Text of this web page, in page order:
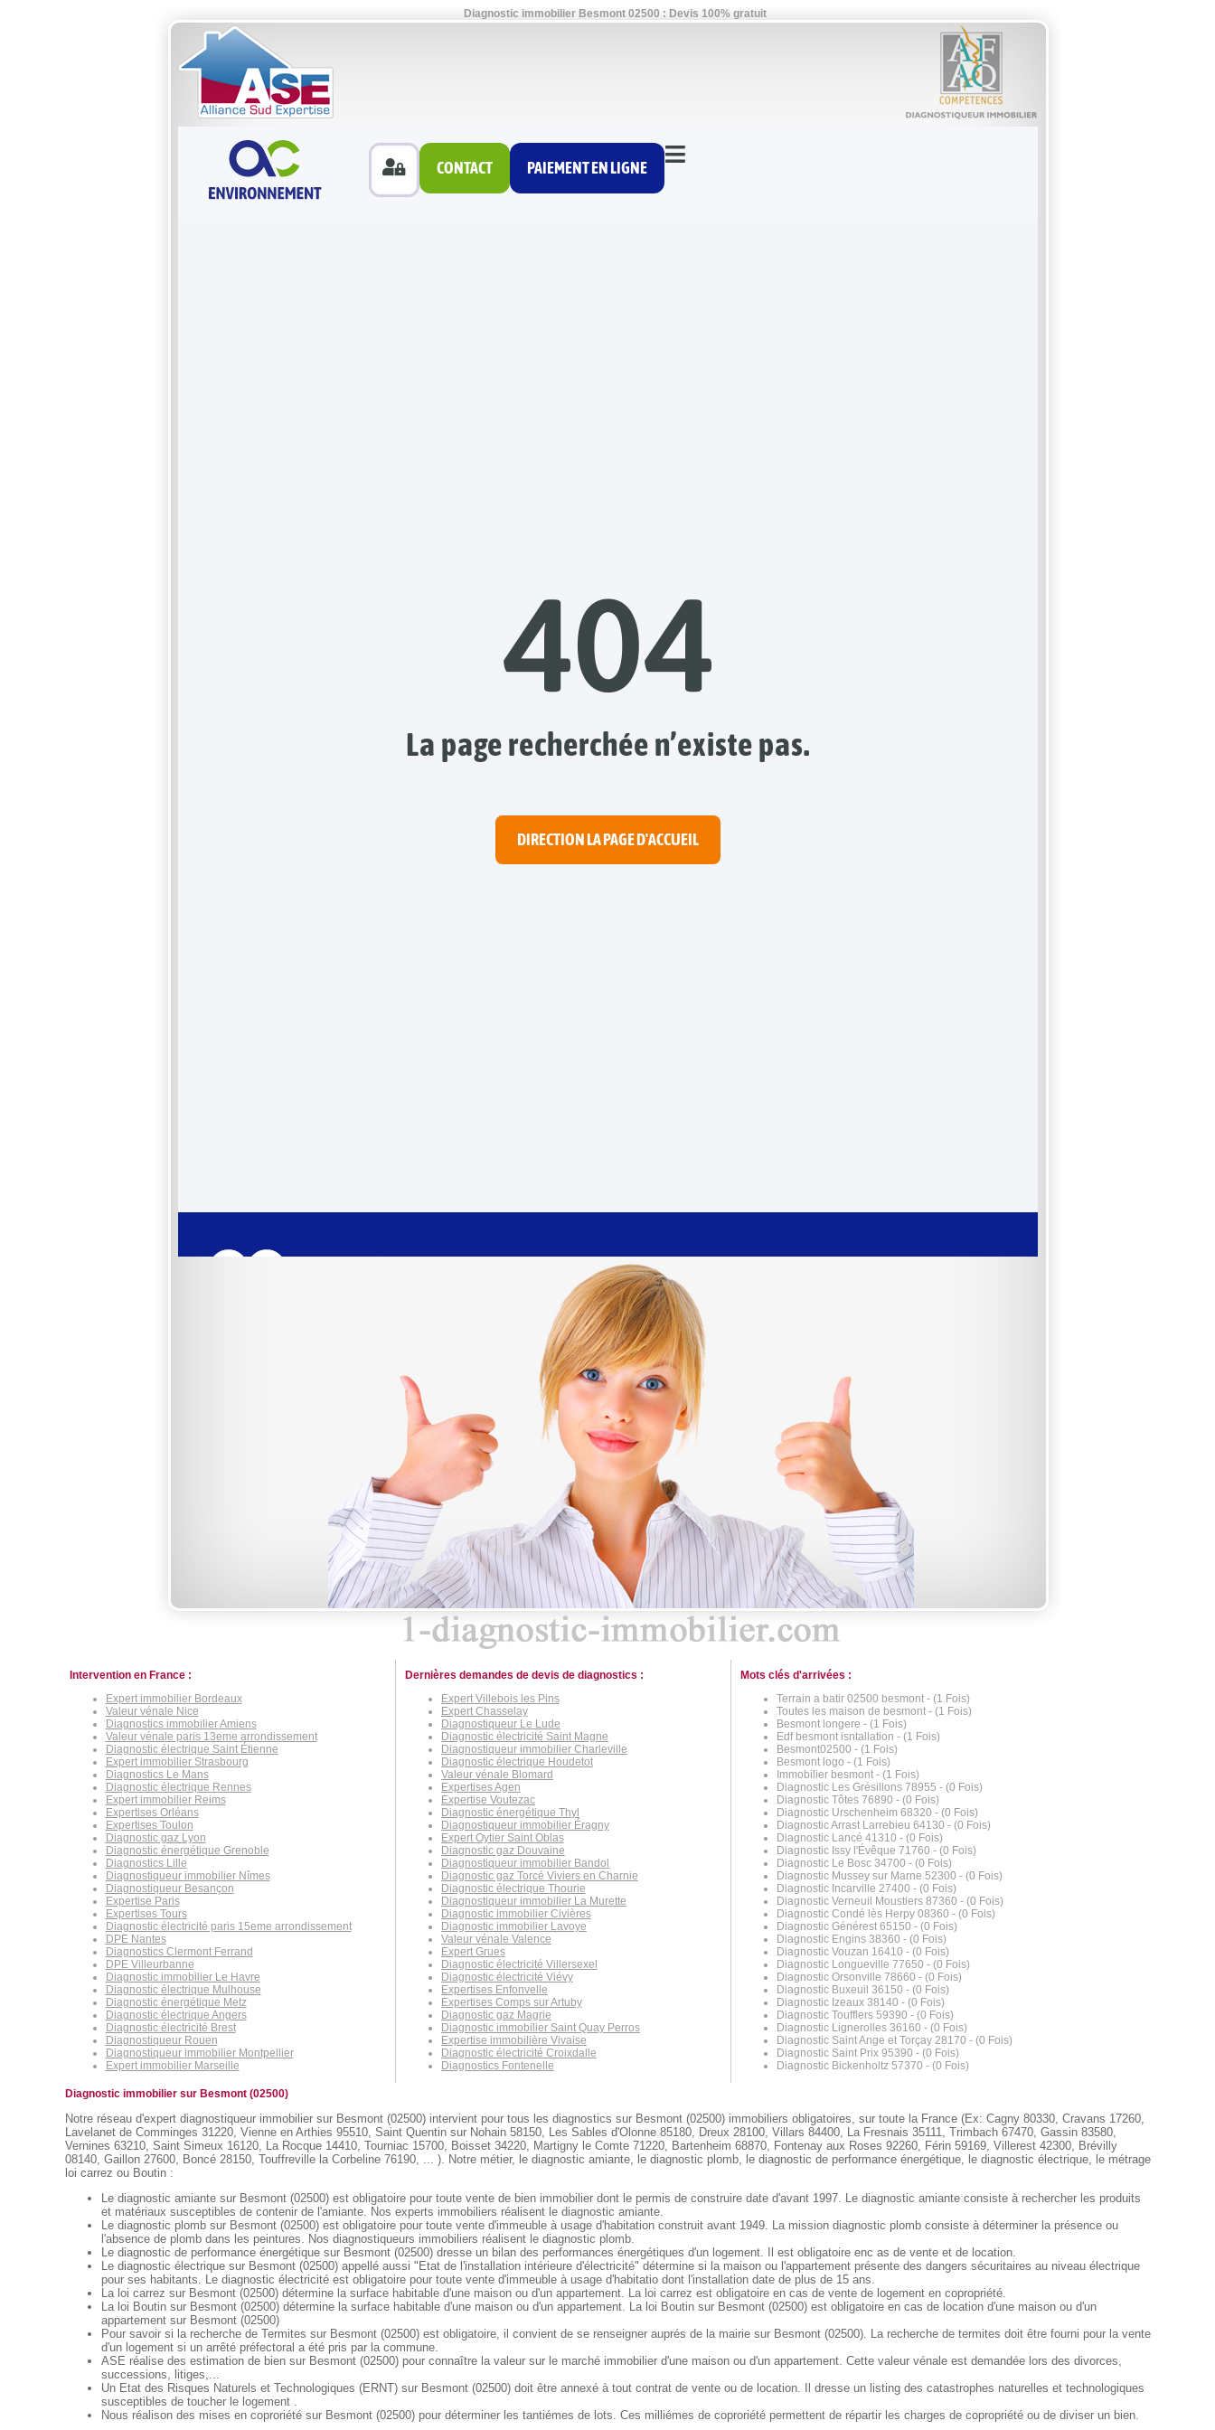
Diagnostic immobilier Besmont 02500 : Devis 100% gratuit
Intervention en France :
Expert immobilier Bordeaux
Valeur vénale Nice
Diagnostics immobilier Amiens
Valeur vénale paris 13eme arrondissement
Diagnostic électrique Saint Étienne
Expert immobilier Strasbourg
Diagnostics Le Mans
Diagnostic électrique Rennes
Expert immobilier Reims
Expertises Orléans
Expertises Toulon
Diagnostic gaz Lyon
Diagnostic énergétique Grenoble
Diagnostics Lille
Diagnostiqueur immobilier Nîmes
Diagnostiqueur Besançon
Expertise Paris
Expertises Tours
Diagnostic électricité paris 15eme arrondissement
DPE Nantes
Diagnostics Clermont Ferrand
DPE Villeurbanne
Diagnostic immobilier Le Havre
Diagnostic électrique Mulhouse
Diagnostic énergétique Metz
Diagnostic électrique Angers
Diagnostic électricité Brest
Diagnostiqueur Rouen
Diagnostiqueur immobilier Montpellier
Expert immobilier Marseille
Dernières demandes de devis de diagnostics :
Expert Villebois les Pins
Expert Chasselay
Diagnostiqueur Le Lude
Diagnostic électricité Saint Magne
Diagnostiqueur immobilier Charleville
Diagnostic électrique Houdetot
Valeur vénale Blomard
Expertises Agen
Expertise Voutezac
Diagnostic énergétique Thyl
Diagnostiqueur immobilier Éragny
Expert Oytier Saint Oblas
Diagnostic gaz Douvaine
Diagnostiqueur immobilier Bandol
Diagnostic gaz Torcé Viviers en Charnie
Diagnostic électrique Thourie
Diagnostiqueur immobilier La Murette
Diagnostic immobilier Civières
Diagnostic immobilier Lavoye
Valeur vénale Valence
Expert Grues
Diagnostic électricité Villersexel
Diagnostic électricité Viévy
Expertises Enfonvelle
Expertises Comps sur Artuby
Diagnostic gaz Magrie
Diagnostic immobilier Saint Quay Perros
Expertise immobilière Vivaise
Diagnostic électricité Croixdalle
Diagnostics Fontenelle
Mots clés d'arrivées :
Terrain a batir 02500 besmont - (1 Fois)
Toutes les maison de besmont - (1 Fois)
Besmont longere - (1 Fois)
Edf besmont isntallation - (1 Fois)
Besmont02500 - (1 Fois)
Besmont logo - (1 Fois)
Immobilier besmont - (1 Fois)
Diagnostic Les Grésillons 78955 - (0 Fois)
Diagnostic Tôtes 76890 - (0 Fois)
Diagnostic Urschenheim 68320 - (0 Fois)
Diagnostic Arrast Larrebieu 64130 - (0 Fois)
Diagnostic Lancé 41310 - (0 Fois)
Diagnostic Issy l'Évêque 71760 - (0 Fois)
Diagnostic Le Bosc 34700 - (0 Fois)
Diagnostic Mussey sur Marne 52300 - (0 Fois)
Diagnostic Incarville 27400 - (0 Fois)
Diagnostic Verneuil Moustiers 87360 - (0 Fois)
Diagnostic Condé lès Herpy 08360 - (0 Fois)
Diagnostic Générest 65150 - (0 Fois)
Diagnostic Engins 38360 - (0 Fois)
Diagnostic Vouzan 16410 - (0 Fois)
Diagnostic Longueville 77650 - (0 Fois)
Diagnostic Orsonville 78660 - (0 Fois)
Diagnostic Buxeuil 36150 - (0 Fois)
Diagnostic Izeaux 38140 - (0 Fois)
Diagnostic Toufflers 59390 - (0 Fois)
Diagnostic Lignerolles 36160 - (0 Fois)
Diagnostic Saint Ange et Torçay 28170 - (0 Fois)
Diagnostic Saint Prix 95390 - (0 Fois)
Diagnostic Bickenholtz 57370 - (0 Fois)
Diagnostic immobilier sur Besmont (02500)
Notre réseau d'expert diagnostiqueur immobilier sur Besmont (02500) intervient pour tous les diagnostics sur Besmont (02500) immobiliers obligatoires, sur toute la France (Ex: Cagny 80330, Cravans 17260,
Lavelanet de Comminges 31220, Vienne en Arthies 95510, Saint Quentin sur Nohain 58150, Les Sables d'Olonne 85180, Dreux 28100, Villars 84400, La Fresnais 35111, Trimbach 67470, Gassin 83580,
Vernines 63210, Saint Simeux 16120, La Rocque 14410, Tourniac 15700, Boisset 34220, Martigny le Comte 71220, Bartenheim 68870, Fontenay aux Roses 92260, Férin 59169, Villerest 42300, Brévilly
08140, Gaillon 27600, Boncé 28150, Touffreville la Corbeline 76190, ... ). Notre métier, le diagnostic amiante, le diagnostic plomb, le diagnostic de performance énergétique, le diagnostic électrique, le métrage
loi carrez ou Boutin :
Le diagnostic amiante sur Besmont (02500) est obligatoire pour toute vente de bien immobilier dont le permis de construire date d'avant 1997. Le diagnostic amiante consiste à rechercher les produits
et matériaux susceptibles de contenir de l'amiante. Nos experts immobiliers réalisent le diagnostic amiante.
Le diagnostic plomb sur Besmont (02500) est obligatoire pour toute vente d'immeuble à usage d'habitation construit avant 1949. La mission diagnostic plomb consiste à déterminer la présence ou
l'absence de plomb dans les peintures. Nos diagnostiqueurs immobiliers réalisent le diagnostic plomb.
Le diagnostic de performance énergétique sur Besmont (02500) dresse un bilan des performances énergétiques d'un logement. Il est obligatoire enc as de vente et de location.
Le diagnostic électrique sur Besmont (02500) appellé aussi "Etat de l'installation intérieure d'électricité" détermine si la maison ou l'appartement présente des dangers sécuritaires au niveau électrique
pour ses habitants. Le diagnostic électricité est obligatoire pour toute vente d'immeuble à usage d'habitatio dont l'installation date de plus de 15 ans.
La loi carrez sur Besmont (02500) détermine la surface habitable d'une maison ou d'un appartement. La loi carrez est obligatoire en cas de vente de logement en copropriété.
La loi Boutin sur Besmont (02500) détermine la surface habitable d'une maison ou d'un appartement. La loi Boutin sur Besmont (02500) est obligatoire en cas de location d'une maison ou d'un
appartement sur Besmont (02500)
Pour savoir si la recherche de Termites sur Besmont (02500) est obligatoire, il convient de se renseigner auprés de la mairie sur Besmont (02500). La recherche de termites doit être fourni pour la vente
d'un logement si un arrêté préfectoral a été pris par la commune.
ASE réalise des estimation de bien sur Besmont (02500) pour connaître la valeur sur le marché immobilier d'une maison ou d'un appartement. Cette valeur vénale est demandée lors des divorces,
successions, litiges,...
Un Etat des Risques Naturels et Technologiques (ERNT) sur Besmont (02500) doit être annexé à tout contrat de vente ou de location. Il dresse un listing des catastrophes naturelles et technologiques
susceptibles de toucher le logement .
Nous réalison des mises en coproriété sur Besmont (02500) pour déterminer les tantiémes de lots. Ces milliémes de coproriété permettent de répartir les charges de copropriété ou de diviser un bien.